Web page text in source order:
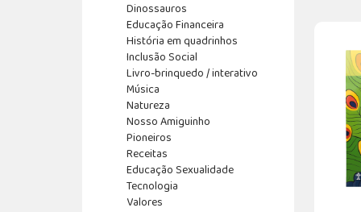
Dinossauros
Educação Financeira
História em quadrinhos
Inclusão Social
Livro-brinquedo / interativo
Música
Natureza
Nosso Amiguinho
Pioneiros
Receitas
Educação Sexualidade
Tecnologia
Valores